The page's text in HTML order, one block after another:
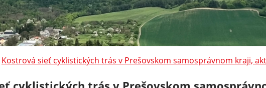
Kostrová sieť cyklistických trás v Prešovskom samosprávnom kraji,